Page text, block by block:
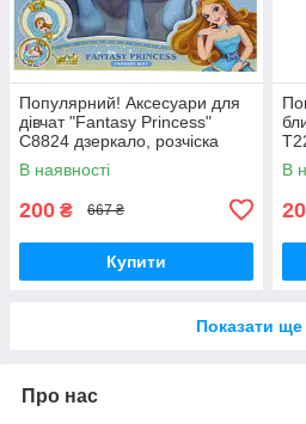
Популярний! Аксесуари для
дівчат "Fantasy Princess"
C8824 дзеркало, розчіска
Синій - Краща якість тільки
на Nukleon.com.ua
В наявності
200 ₴ 667 ₴
Купити
В
Показати ще
Про нас